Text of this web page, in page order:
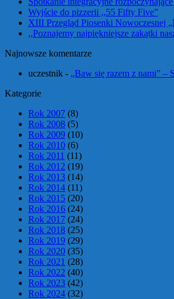
Wyjście do pizzerii ,,55 Fifty Five”
XIII Przegląd Piosenki Nowoczesnej
,,Poznajemy najpiękniejsze zakątki
Najnowsze komentarze
uczestnik - „Baw się razem z nami” –
Kategorie
Rok 2007 (8)
Rok 2008 (5)
Rok 2009 (10)
Rok 2010 (6)
Rok 2011 (11)
Rok 2012 (19)
Rok 2013 (14)
Rok 2014 (11)
Rok 2015 (20)
Rok 2016 (24)
Rok 2017 (24)
Rok 2018 (25)
Rok 2019 (29)
Rok 2020 (35)
Rok 2021 (28)
Rok 2022 (40)
Rok 2023 (42)
Rok 2024 (32)